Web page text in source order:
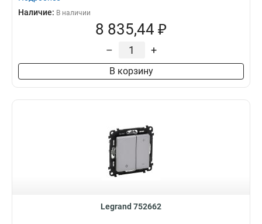
Наличие: В наличии
8 835,44 ₽
– +
В корзину
Legrand 752662